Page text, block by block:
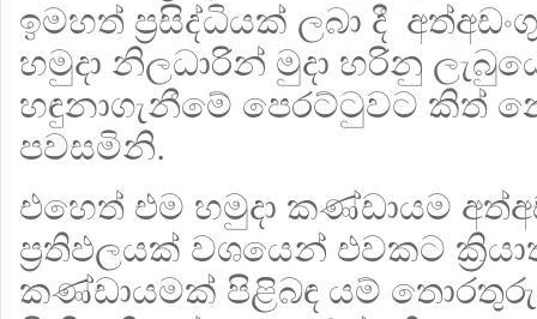
ඉමහත් ප්‍රසිද්ධියක් ලබා දී
හමුදා නිලධාරින් මුදා හරිනු
හඳුනාගැනීමේ පෙරට්ටුවට කිත්
පවසමිනි.
එහෙත් එම හමුදා කණ්ඩායම
ප්‍රතිඵලයක් වශයෙන් එවකට
කණ්ඩායමක් පිළිබඳ යම් තොරතුරු